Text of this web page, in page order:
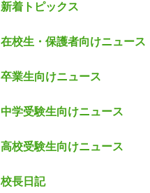
新着トピックス
在校生・保護者向けニュース
卒業生向けニュース
中学受験生向けニュース
高校受験生向けニュース
校長日記